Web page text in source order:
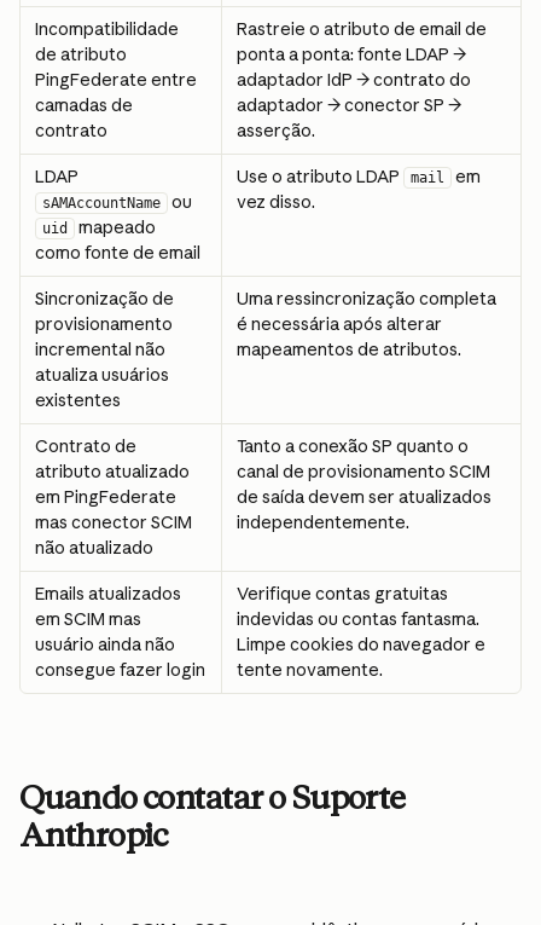
Incompatibilidade
de atributo
PingFederate entre
camadas de
contrato
Rastreie o atributo de email de
ponta a ponta: fonte LDAP →
adaptador IdP → contrato do
adaptador → conector SP →
asserção.
LDAP
sAMAccountName ou
uid
mapeado
como fonte de email
Use o atributo LDAP mail
em
vez disso.
Sincronização de
provisionamento
incremental não
atualiza usuários
existentes
Uma ressincronização completa
é necessária após alterar
mapeamentos de atributos.
Contrato de
atributo atualizado
em PingFederate
mas conector SCIM
não atualizado
Tanto a conexão SP quanto o
canal de provisionamento SCIM
de saída devem ser atualizados
independentemente.
Emails atualizados
em SCIM mas
usuário ainda não
consegue fazer login
Verifique contas gratuitas
indevidas ou contas fantasma.
Limpe cookies do navegador e
tente novamente.
Quando contatar o Suporte
Anthropic